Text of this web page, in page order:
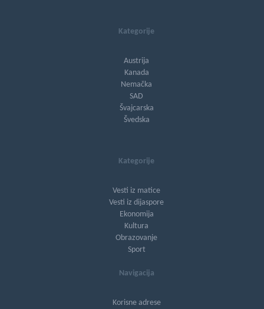
Kategorije
Austrija
Kanada
Nemačka
SAD
Švajcarska
Švedska
Kategorije
Vesti iz matice
Vesti iz dijaspore
Ekonomija
Kultura
Obrazovanje
Sport
Navigacija
Korisne adrese